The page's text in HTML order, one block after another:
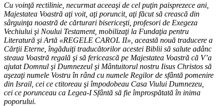
Cu voinţă rectilinie, necurmat aceeaşi de cel puţin paisprezece ani,
Majestatea Voastră aţi voit, aţi poruncit, aţi făcut să crească din
sârguinţa noastră de cărturari bisericeşti, profesori de Exegeza
Vechiului şi Noului Testament, mobilizaţi la Fundaţia pentru
Literatură şi Artă «REGELE CAROL II», această nouă traducere a
Cărţii Eterne, îngăduiţi traducătorilor acestei Biblii să salute adânc
steaua Voastră regală şi să fericească pe Majestatea Voastră că V’a
ajutat Domnul şi Dumnezeul şi Mântuitorul nostru Iisus Christos să
aşezaţi numele Vostru în rând cu numele Regilor de sfântă pomenire
din Israil, cei ce ctitoreau şi împodobeau Casa Viului Dumnezeu,
cei ce porunceau ca Legea-I Sfântă să fie împrospătată în inima
poporului.